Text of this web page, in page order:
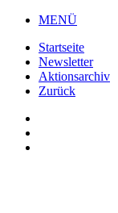
Zum
wechseln
MENÜ
Startseite
Newsletter
Aktionsarchiv
Zurück